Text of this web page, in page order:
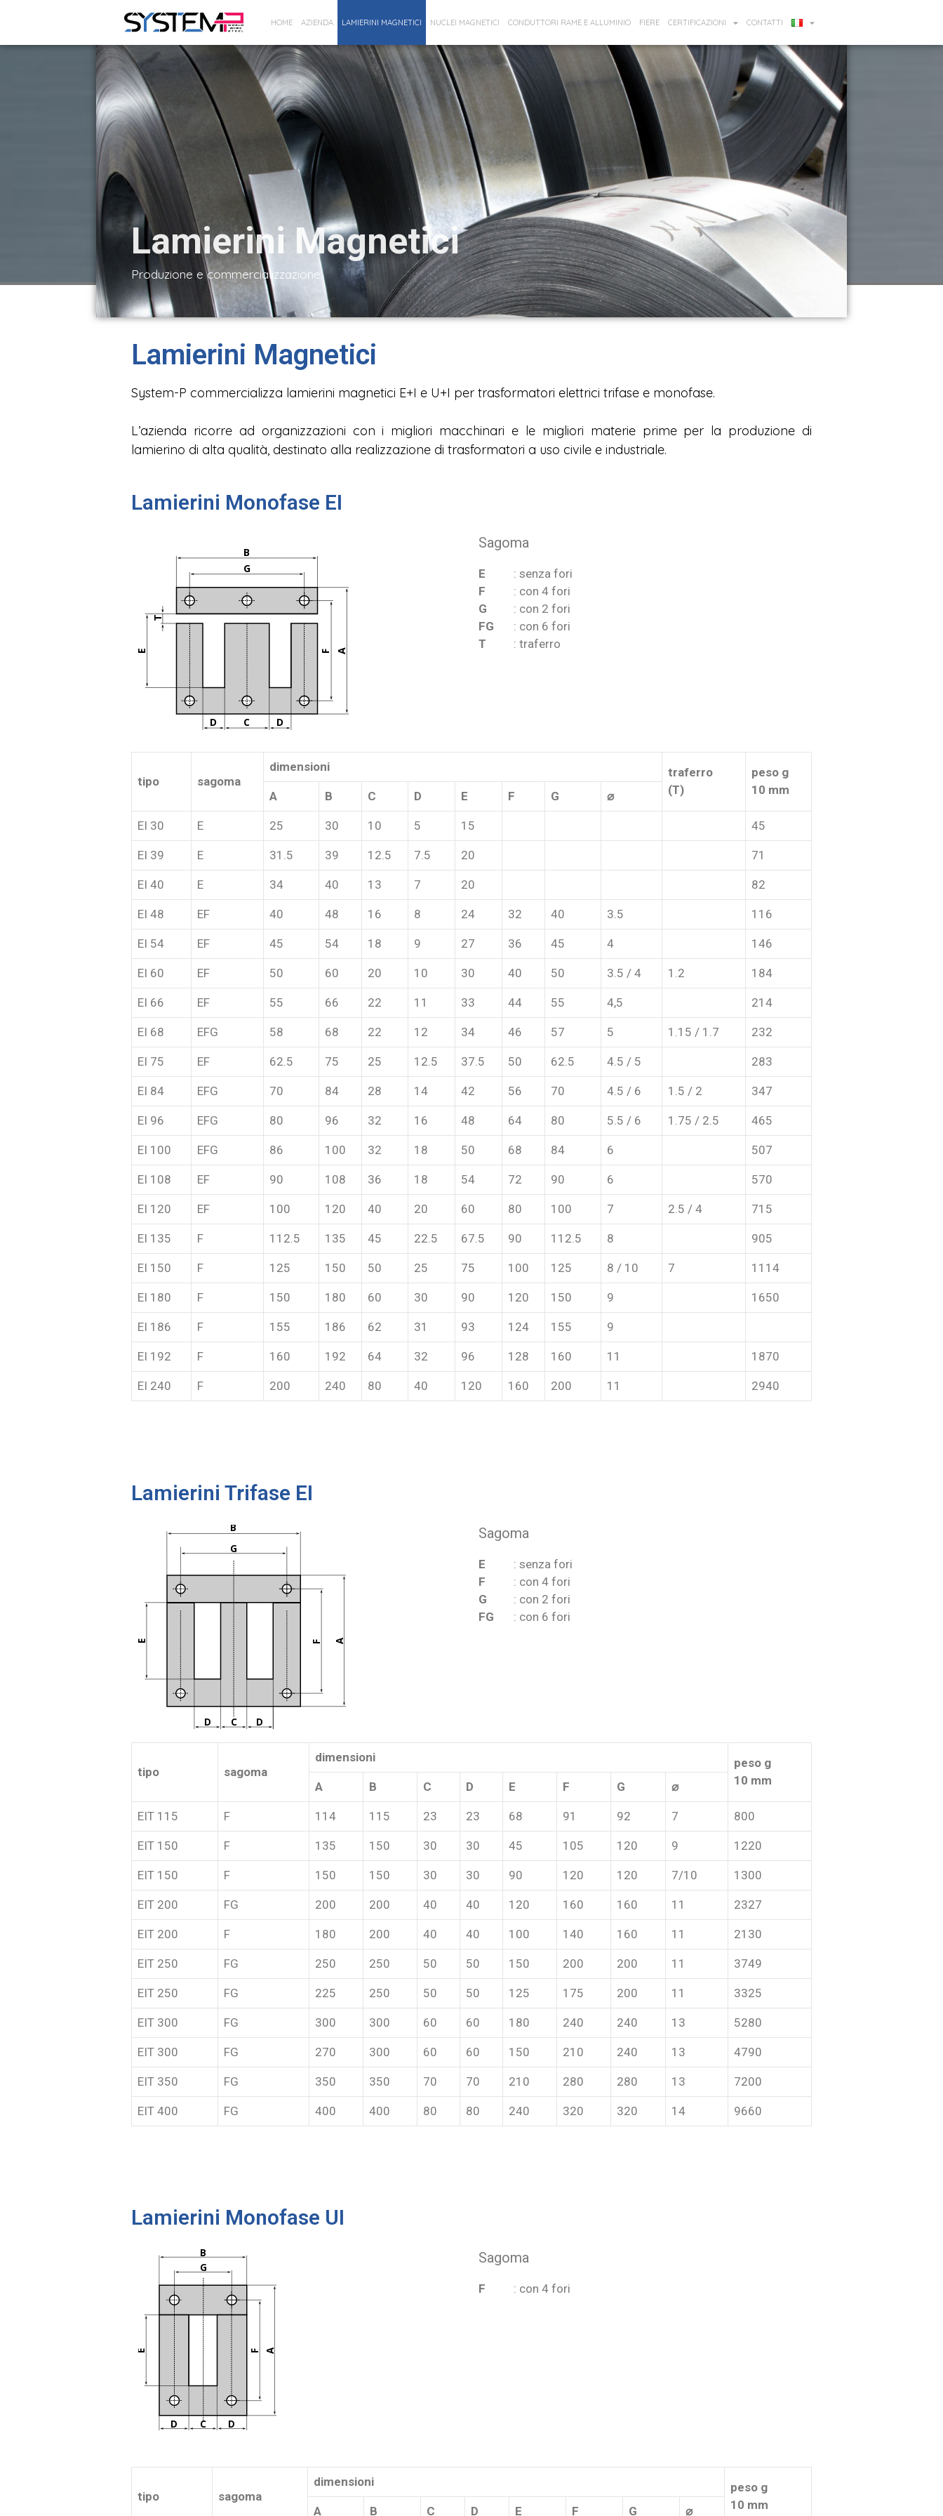
HOME AZIENDA LAMIERINI MAGNETICI NUCLEI MAGNETICI CONDUTTORI RAME E ALLUMINIO FIERE CERTIFICAZIONI CONTATTI
Lamierini Magnetici
Produzione e commercializzazione
Lamierini Magnetici
System-P commercializza lamierini magnetici E+I e U+I per trasformatori elettrici trifase e monofase.
L’azienda ricorre ad organizzazioni con i migliori macchinari e le migliori materie prime per la produzione di
lamierino di alta qualità, destinato alla realizzazione di trasformatori a uso civile e industriale.
Lamierini Monofase EI
D C
G
B
E
T
F A
D
Sagoma
E
: senza fori
F
: con 4 fori
G
: con 2 fori
FG
: con 6 fori
T
: traferro
tipo sagoma
dimensioni
traferro
(T)
peso g
10 mm
A B C D E F G ⌀
EI 30 E 25 30 10 5 15 45
EI 39 E 31.5 39 12.5 7.5 20 71
EI 40 E 34 40 13 7 20 82
EI 48 EF 40 48 16 8 24 32 40 3.5 116
EI 54 EF 45 54 18 9 27 36 45 4 146
EI 60 EF 50 60 20 10 30 40 50 3.5 / 4 1.2 184
EI 66 EF 55 66 22 11 33 44 55 4,5 214
EI 68 EFG 58 68 22 12 34 46 57 5 1.15 / 1.7 232
EI 75 EF 62.5 75 25 12.5 37.5 50 62.5 4.5 / 5 283
EI 84 EFG 70 84 28 14 42 56 70 4.5 / 6 1.5 / 2 347
EI 96 EFG 80 96 32 16 48 64 80 5.5 / 6 1.75 / 2.5 465
EI 100 EFG 86 100 32 18 50 68 84 6 507
EI 108 EF 90 108 36 18 54 72 90 6 570
EI 120 EF 100 120 40 20 60 80 100 7 2.5 / 4 715
EI 135 F 112.5 135 45 22.5 67.5 90 112.5 8 905
EI 150 F 125 150 50 25 75 100 125 8 / 10 7 1114
EI 180 F 150 180 60 30 90 120 150 9 1650
EI 186 F 155 186 62 31 93 124 155 9
EI 192 F 160 192 64 32 96 128 160 11 1870
EI 240 F 200 240 80 40 120 160 200 11 2940
Lamierini Trifase EI
D
A
F
E
C D
B
G
Sagoma
E
: senza fori
F
: con 4 fori
G
: con 2 fori
FG
: con 6 fori
tipo sagoma
dimensioni
peso g
10 mm
A B C D E F G ⌀
EIT 115 F 114 115 23 23 68 91 92 7 800
EIT 150 F 135 150 30 30 45 105 120 9 1220
EIT 150 F 150 150 30 30 90 120 120 7/10 1300
EIT 200 FG 200 200 40 40 120 160 160 11 2327
EIT 200 F 180 200 40 40 100 140 160 11 2130
EIT 250 FG 250 250 50 50 150 200 200 11 3749
EIT 250 FG 225 250 50 50 125 175 200 11 3325
EIT 300 FG 300 300 60 60 180 240 240 13 5280
EIT 300 FG 270 300 60 60 150 210 240 13 4790
EIT 350 FG 350 350 70 70 210 280 280 13 7200
EIT 400 FG 400 400 80 80 240 320 320 14 9660
Lamierini Monofase UI
D D
C
G
B
A
F
E
Sagoma
F : con 4 fori
tipo sagoma
dimensioni
peso g
10 mm
A B C D E F G ⌀